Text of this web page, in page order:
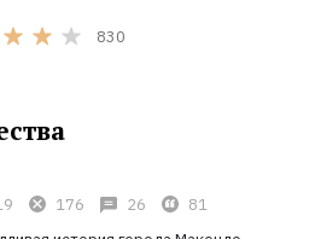
830
176 26
81